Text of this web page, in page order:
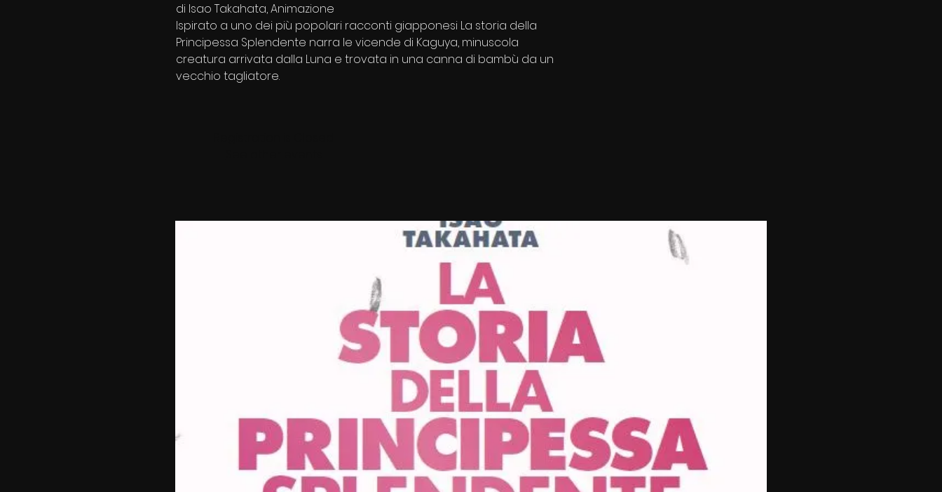
di Isao Takahata, Animazione
Ispirato a uno dei più popolari racconti giapponesi La storia della
Principessa Splendente narra le vicende di Kaguya, minuscola
creatura arrivata dalla Luna e trovata in una canna di bambù da un
vecchio tagliatore.